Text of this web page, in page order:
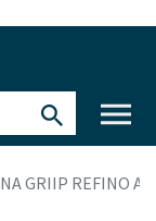
GRIIP REFINO